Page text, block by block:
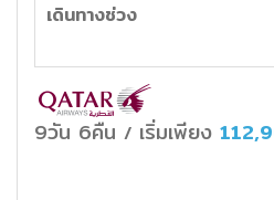
เดินทางช่วง
9วัน 6คืน / เริ่มเพียง